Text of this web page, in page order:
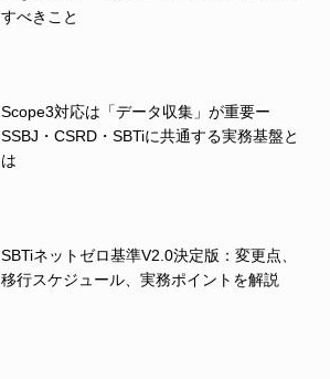
すべきこと
Scope3対応は「データ収集」が重要ー
SSBJ・CSRD・SBTiに共通する実務基盤と
は
SBTiネットゼロ基準V2.0決定版：変更点、
移行スケジュール、実務ポイントを解説